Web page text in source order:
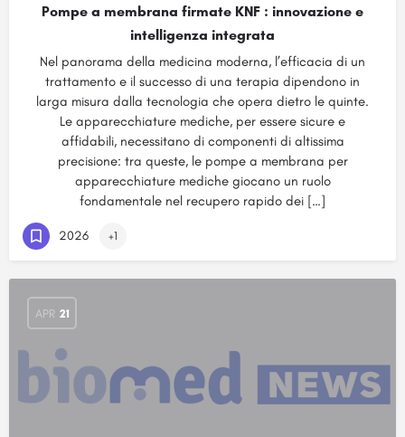
Pompe a membrana firmate KNF : innovazione e
intelligenza integrata
Nel panorama della medicina moderna, l’efficacia di un
trattamento e il successo di una terapia dipendono in
larga misura dalla tecnologia che opera dietro le quinte.
Le apparecchiature mediche, per essere sicure e
affidabili, necessitano di componenti di altissima
precisione: tra queste, le pompe a membrana per
apparecchiature mediche giocano un ruolo
fondamentale nel recupero rapido dei […]
2026 +1
APR 21